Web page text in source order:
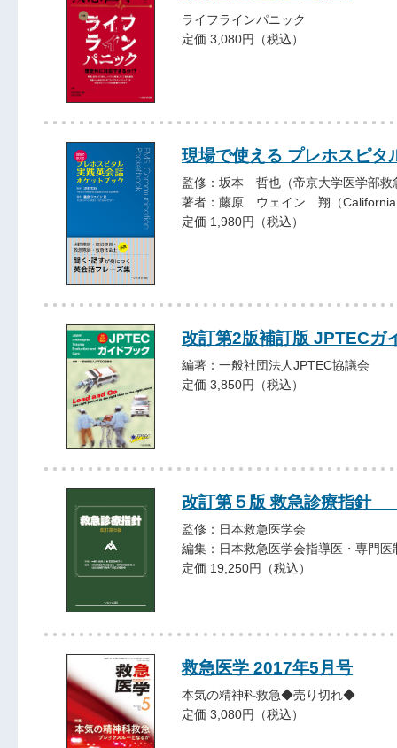
ライフラインパニック
定価 3,080円（税込）
現場で使える プレホスピタ
監修：坂本 哲也（帝京大学医学部救
著者：藤原 ウェイン 翔（California
定価 1,980円（税込）
改訂第2版補訂版 JPTECガ
編著：一般社団法人JPTEC協議会
定価 3,850円（税込）
改訂第５版 救急診療指針
監修：日本救急医学会
編集：日本救急医学会指導医・専門医
定価 19,250円（税込）
救急医学 2017年5月号
本気の精神科救急◆売り切れ◆
定価 3,080円（税込）